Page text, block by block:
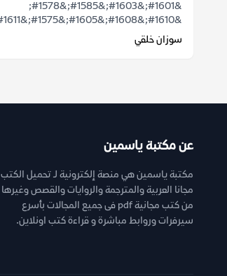
&#1601;&#1603;&#1585;&#1578;
&#1610;&#1608;&#1605;&#1575;&#1611;...
سوزان خلقي
عن مكتبة ياسمين
مكتبة ياسمين هي منصة إلكترونية لـ تحميل الكتب
مجانا العربية والمترجمة والروايات والقصص وغيرها
من كتب مجانية pdf فى جميع المجالات بأسرع
سيرفرات وروابط مباشرة و قراءة كتب اونلاين.